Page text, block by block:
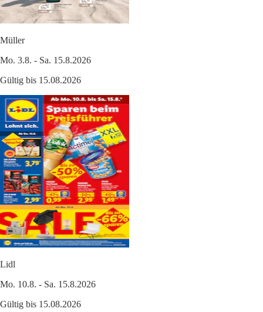
Müller
Mo. 3.8. - Sa. 15.8.2026
Gültig bis 15.08.2026
Lidl
Mo. 10.8. - Sa. 15.8.2026
Gültig bis 15.08.2026